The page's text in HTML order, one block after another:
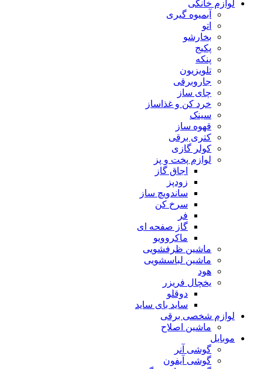
لوازم خانگی
آبمیوه گیری
اتو
بخارشو
پکیج
پنکه
تلویزیون
جاروبرقی
چای ساز
خرد کن و غذاساز
سینک
قهوه ساز
کتری برقی
کولر گازی
لوازم پخت و پز
اجاق گاز
زودپز
ساندویچ ساز
سرخ کن
فر
گاز صفحه ای
ماکروویو
ماشین ظرفشویی
ماشین لباسشویی
هود
یخچال فریزر
دوقلو
ساید بای ساید
لوازم شخصی برقی
ماشین اصلاح
موبایل
گوشی آنر
گوشی آیفون